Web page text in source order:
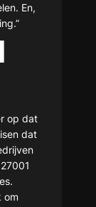
En,
op dat
dat
om